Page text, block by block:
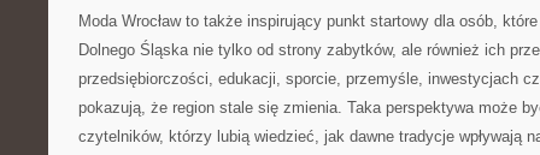
Moda Wrocław to także inspirujący punkt startowy dla osób,
Dolnego Śląska nie tylko od strony zabytków, ale również ich
przedsiębiorczości, edukacji, sporcie, przemyśle, inwestycjach
pokazują, że region stale się zmienia. Taka perspektywa może
czytelników, którzy lubią wiedzieć, jak dawne tradycje wpływają